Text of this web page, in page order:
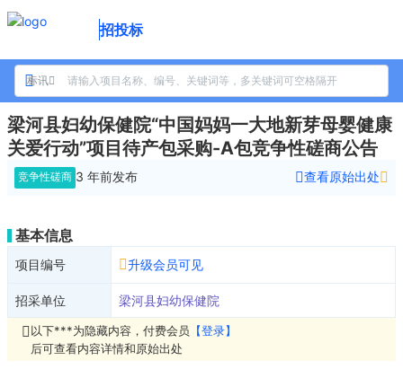
招投标
标讯
梁河县妇幼保健院“中国妈妈一大地新芽母婴健康
关爱行动”项目待产包采购-A包竞争性磋商公告
竞争性磋商 3 年前发布 查看原始出处
基本信息
项目编号 升级会员可见
招采单位 梁河县妇幼保健院
以下***为隐藏内容，付费会员 【登录】
后可查看内容详情和原始出处